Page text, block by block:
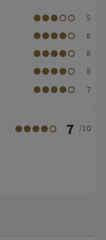
5
8
8
8
7
7 /10